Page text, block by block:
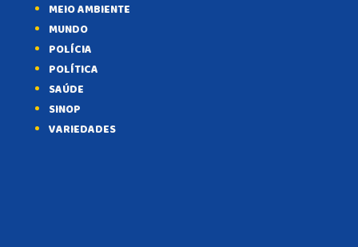
MEIO AMBIENTE
MUNDO
POLÍCIA
POLÍTICA
SAÚDE
SINOP
VARIEDADES